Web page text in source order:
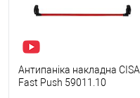
Антипаніка накладна CISA
Fast Push 59011.10